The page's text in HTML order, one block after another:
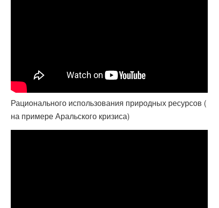
Рационального использования природных ресурсов (
на примере Аральского кризиса)